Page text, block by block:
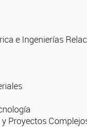
e Ingenierías
Proyectos